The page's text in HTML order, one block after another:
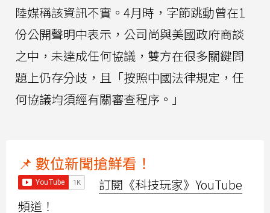
陸媒稱該資訊不實。4月時，字節跳動曾在1
份公開聲明中表示，公司尚與美國政府商談
之中，未達成任何協議，雙方在很多關鍵問
題上仍存分歧，且「按照中國法律規定，任
何協議均須經有關審查程序。」
📌 數位新聞搶鮮看！
訂閱《科技玩家》YouTube
頻道！